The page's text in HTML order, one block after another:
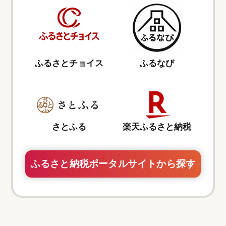
ふるさとチョイス ふるなび
さとふる 楽天ふるさと納税
ふるさと納税ポータルサイトから探す